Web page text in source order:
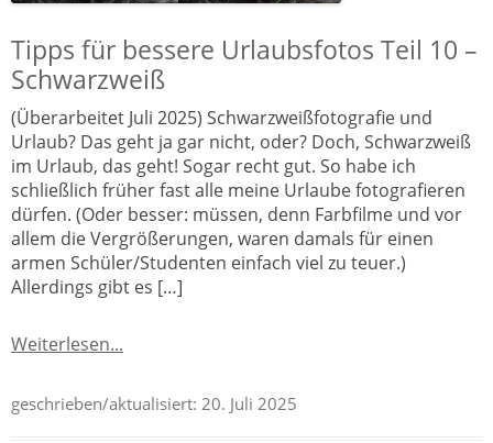
Tipps für bessere Urlaubsfotos Teil 10 –
Schwarzweiß
(Überarbeitet Juli 2025) Schwarzweißfotografie und
Urlaub? Das geht ja gar nicht, oder? Doch, Schwarzweiß
im Urlaub, das geht! Sogar recht gut. So habe ich
schließlich früher fast alle meine Urlaube fotografieren
dürfen. (Oder besser: müssen, denn Farbfilme und vor
allem die Vergrößerungen, waren damals für einen
armen Schüler/Studenten einfach viel zu teuer.)
Allerdings gibt es […]
Weiterlesen...
geschrieben/aktualisiert: 20. Juli 2025